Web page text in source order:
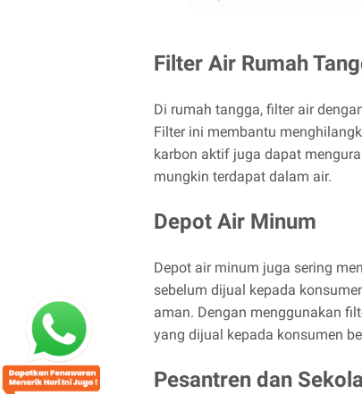
Filter Air Rumah
Di rumah tangga, filter air
Filter ini membantu
karbon aktif juga dapat
mungkin terdapat dalam air.
Depot Air Minum
Depot air minum juga sering
sebelum dijual kepada
aman. Dengan menggunakan
yang dijual kepada konsumen
Pesantren dan